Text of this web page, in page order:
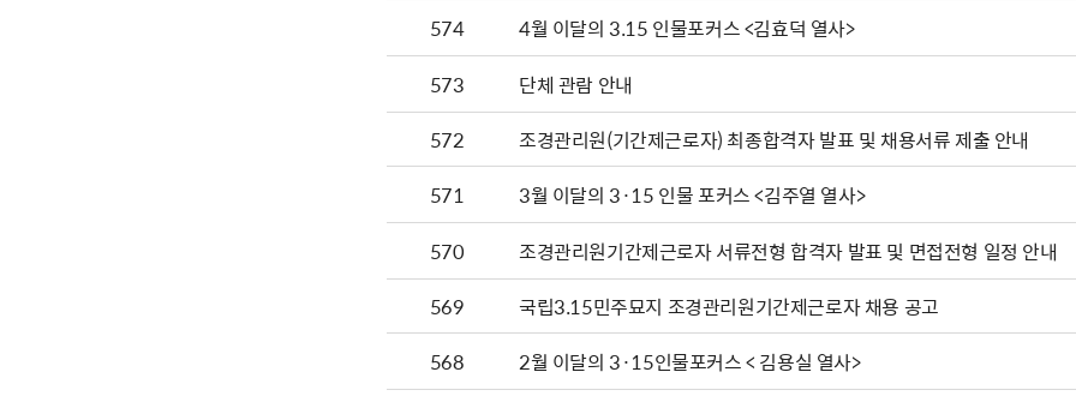
574
4월 이달의 3.15 인물포커스 <김효덕 열사>
573
단체 관람 안내
572
조경관리원(기간제근로자) 최종합격자 발표 및 채용서류 제출 안내
571
3월 이달의 3·15 인물 포커스 <김주열 열사>
570
조경관리원기간제근로자 서류전형 합격자 발표 및 면접전형 일정 안내
569
국립3.15민주묘지 조경관리원기간제근로자 채용 공고
568
2월 이달의 3·15인물포커스 < 김용실 열사>